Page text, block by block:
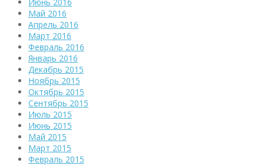
Июнь 2016
Май 2016
Апрель 2016
Март 2016
Февраль 2016
Январь 2016
Декабрь 2015
Ноябрь 2015
Октябрь 2015
Сентябрь 2015
Июль 2015
Июнь 2015
Май 2015
Март 2015
Февраль 2015